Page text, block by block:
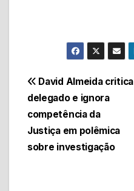
Navegação
de
Post
David Almeida critica
delegado e ignora
competência da
Justiça em polêmica
sobre investigação